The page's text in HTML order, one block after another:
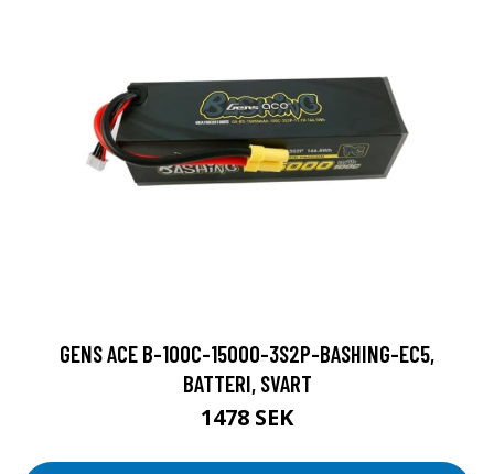
GENS ACE B-100C-15000-3S2P-BASHING-EC5,
BATTERI, SVART
1478 SEK